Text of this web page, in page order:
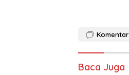
Komentar
Baca Juga